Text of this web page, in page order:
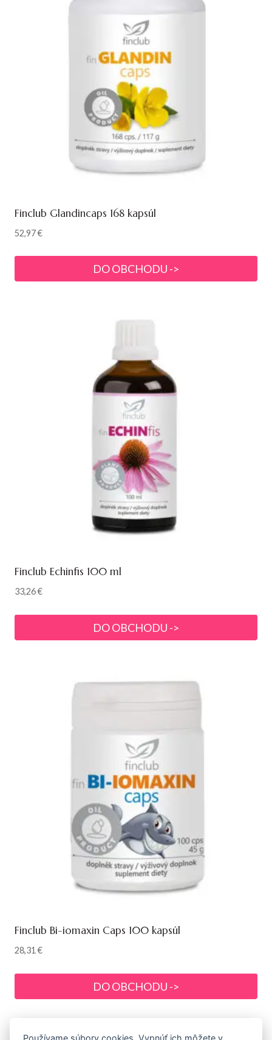
Finclub Glandincaps 168 kapsúl
52,97€
DO OBCHODU ->
Finclub Echinfis 100 ml
33,26€
DO OBCHODU ->
Finclub Bi-iomaxin Caps 100 kapsúl
28,31€
DO OBCHODU ->
Používame súbory cookies. Vypnúť ich môžete v